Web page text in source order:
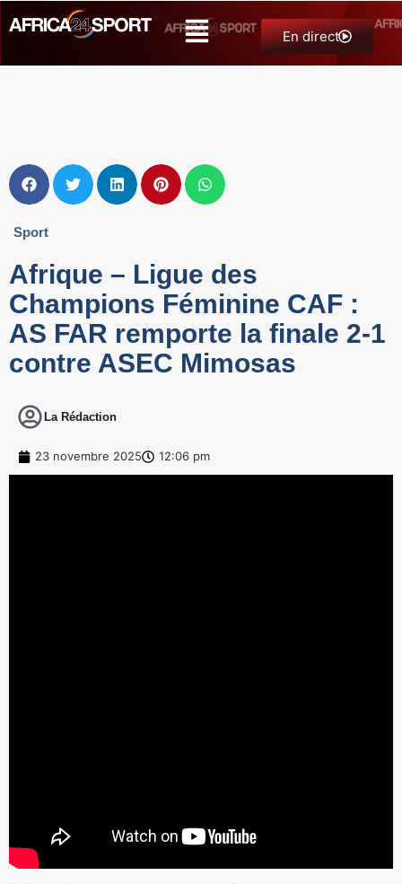
En direct
Sport
Afrique – Ligue des
Champions Féminine CAF :
AS FAR remporte la finale 2-1
contre ASEC Mimosas
La Rédaction
23 novembre 2025 12:06 pm